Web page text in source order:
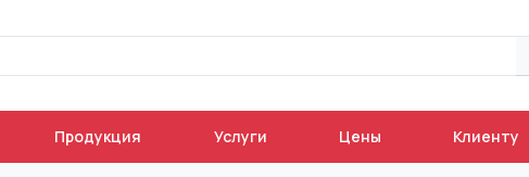
Продукция Услуги Цены Клиенту